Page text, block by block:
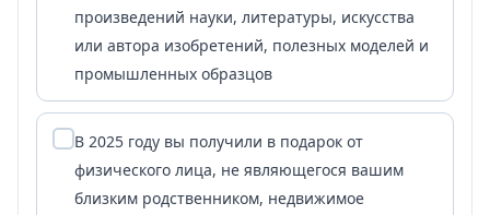
произведений науки, литературы, искусства
или автора изобретений, полезных моделей и
промышленных образцов
В 2025 году вы получили в подарок от
физического лица, не являющегося вашим
близким родственником, недвижимое